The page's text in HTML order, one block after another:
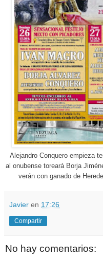
Alejandro Conquero empieza
al onubense toreará Borja
verán con ganado de
Javier en 17:26
Compartir
No hay comentarios: